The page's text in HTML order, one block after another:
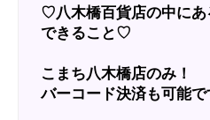
♡八木橋百貨店の中にあ
できること♡
こまち八木橋店のみ！
バーコード決済も可能で